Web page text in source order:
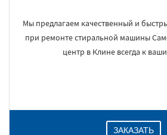
Мы предлагаем качественный и
при ремонте стиральной машины
центр в Клине всегда к
ЗАКАЗАТЬ